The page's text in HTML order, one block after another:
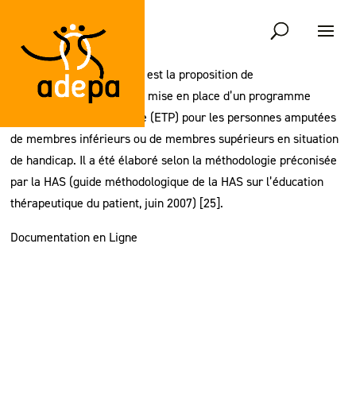
L’objectif de ce document est la proposition de
recommandations pour la mise en place d’un programme
d’éducation thérapeutique (ETP) pour les personnes amputées
de membres inférieurs ou de membres supérieurs en situation
de handicap. Il a été élaboré selon la méthodologie préconisée
par la HAS (guide méthodologique de la HAS sur l’éducation
thérapeutique du patient, juin 2007) [25].
Documentation en Ligne